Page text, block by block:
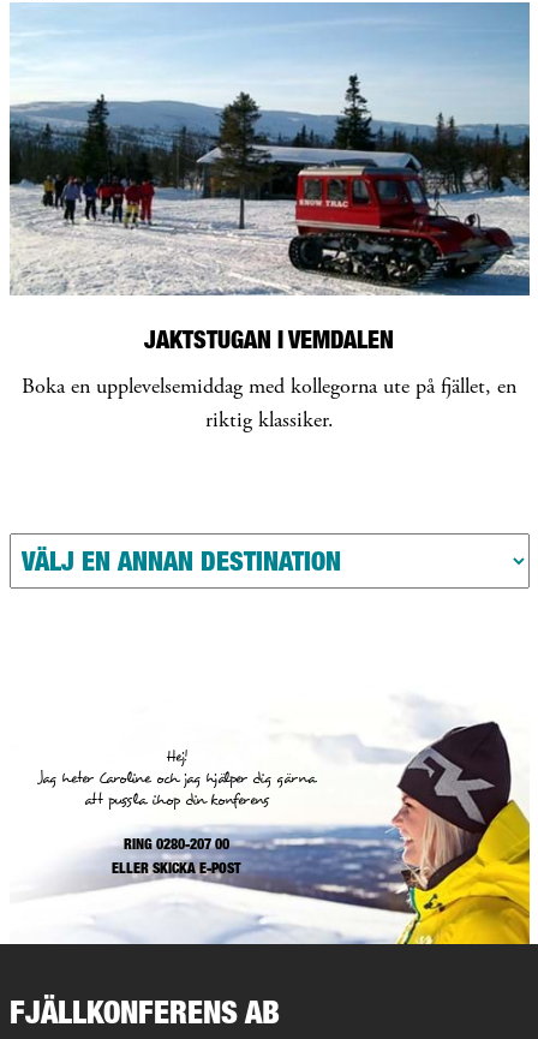
JAKTSTUGAN I VEMDALEN
Boka en upplevelsemiddag med kollegorna ute på fjället, en
riktig klassiker.
Hej!
Jag heter Caroline och jag hjälper dig gärna
att pussla ihop din konferens
RING 0280-207 00
ELLERSKICKA E-POST
FJÄLLKONFERENS AB